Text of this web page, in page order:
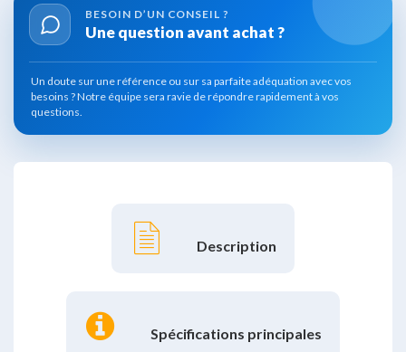
BESOIN D’UN CONSEIL ?
Une question avant achat ?
Un doute sur une référence ou sur sa parfaite adéquation avec vos
besoins ?Notre équipe sera ravie de répondre rapidement à vos
questions.
Description
Spécifications principales